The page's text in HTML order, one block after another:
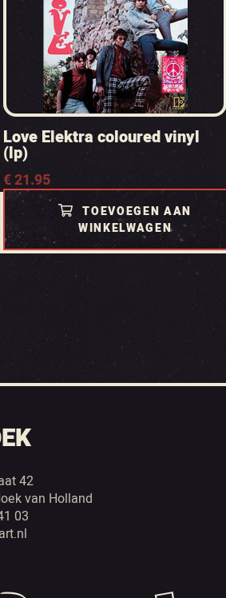
Love Elektra coloured vinyl
(lp)
€21.95
TOEVOEGEN AAN
WINKELWAGEN
42
van Holland
03